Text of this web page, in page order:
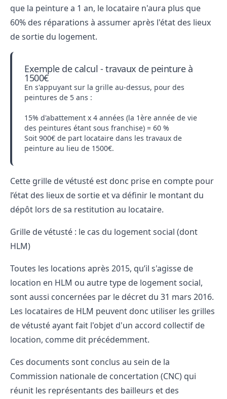
que la peinture a 1 an, le locataire n'aura plus que
60% des réparations à assumer après l'état des lieux
de sortie du logement.
Exemple de calcul - travaux de peinture à
1500€
En s'appuyant sur la grille au-dessus, pour des
peintures de 5 ans :
15% d'abattement x 4 années (la 1ère année de vie
des peintures étant sous franchise) = 60 %
Soit 900€ de part locataire dans les travaux de
peinture au lieu de 1500€.
Cette grille de vétusté est donc prise en compte pour
l’état des lieux de sortie et va définir le montant du
dépôt lors de sa restitution au locataire.
Grille de vétusté : le cas du logement social (dont
HLM)
Toutes les locations après 2015, qu’il s'agisse de
location en HLM ou autre type de logement social,
sont aussi concernées par le décret du 31 mars 2016.
Les locataires de HLM peuvent donc utiliser les grilles
de vétusté ayant fait l'objet d'un accord collectif de
location, comme dit précédemment.
Ces documents sont conclus au sein de la
Commission nationale de concertation (CNC) qui
réunit les représentants des bailleurs et des